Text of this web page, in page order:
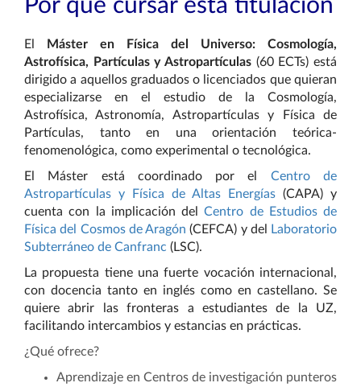
Por qué cursar esta titulación
El
Máster en Física del Universo: Cosmología,
Astrofísica, Partículas y Astropartículas (60 ECTs) está
dirigido a aquellos graduados o licenciados que quieran
especializarse en el estudio de la Cosmología,
Astrofísica, Astronomía, Astropartículas y Física de
Partículas, tanto en una orientación teórica-
fenomenológica, como experimental o tecnológica.
El Máster está coordinado por el Centro de
Astropartículas y Física de Altas Energías (CAPA) y
cuenta con la implicación delCentro de Estudios de
Física del Cosmos de Aragón (CEFCA) y del
Laboratorio
Subterráneo de Canfranc (LSC).
La propuesta tiene una fuerte vocación internacional,
con docencia tanto en inglés como en castellano. Se
quiere abrir las fronteras a estudiantes de la UZ,
facilitando intercambios y estancias en prácticas.
¿Qué ofrece?
Aprendizaje en Centros de investigación punteros